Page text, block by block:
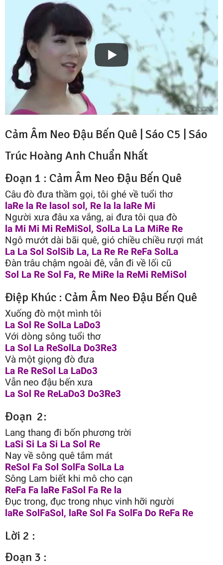
Cảm Âm Neo Đậu Bến Quê | Sáo C5 | Sáo
Trúc Hoàng Anh Chuẩn Nhất
Đoạn 1 : Cảm Âm Neo Đậu Bến Quê
Câu đò đưa thầm gọi, tôi ghé về tuổi thơ
laRe la Re lasol sol, Re la la laRe Mi
Người xưa đâu xa vắng, ai đưa tôi qua đò
la Mi Mi Mi ReMiSol, SolLa La La MiRe Re
Ngô mướt dài bãi quê, gió chiều chiều rượi mát
La La Sol SolSib La, La Re Re ReFa SolLa
Đàn trâu chậm ngoài đê, vẫn đi về lối cũ
Sol La Re Sol Fa, Re MiRe la ReMi ReMiSol
Điệp Khúc : Cảm Âm Neo Đậu Bến Quê
Xuống đò một mình tôi
La Sol Re SolLa LaDo3
Với dòng sông tuổi thơ
La Sol La ReSolLa Do3Re3
Và một giọng đò đưa
La Re ReSol La LaDo3
Vẫn neo đậu bến xưa
La Sol Re ReLaDo3 Do3Re3
Đoạn 2:
Lang thang đi bốn phương trời
LaSi Si La Si La Sol Re
Nay về sông quê tắm mát
ReSol Fa Sol SolFa SolLa La
Sông Lam biết khi mô cho cạn
ReFa Fa laRe FaSol Fa Re la
Đục trong, đục trong nhục vinh hỡi người
laRe SolFaSol, laRe Sol Fa SolFa Do ReFa Re
Lời 2 :
Đoạn 3 :